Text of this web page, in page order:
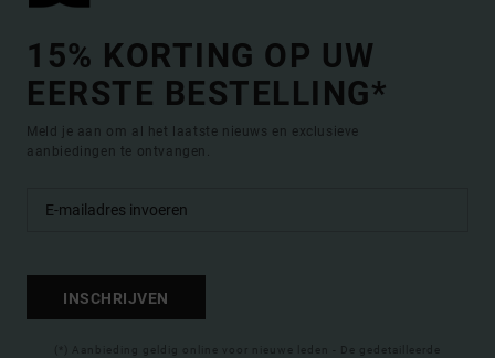
15% KORTING OP UW
EERSTE BESTELLING*
Meld je aan om al het laatste nieuws en exclusieve
aanbiedingen te ontvangen.
INSCHRIJVEN
(*) Aanbieding geldig online voor nieuwe leden - De gedetailleerde